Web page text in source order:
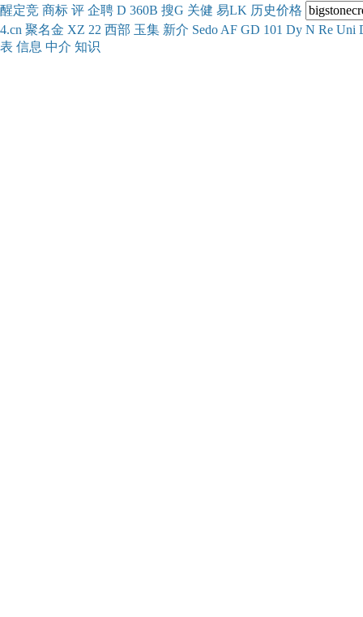
醒定竞 商标 评 企聘 D 360B 搜G 关健 易LK 历史价格
4.cn 聚名金 XZ 22 西部 玉集 新介 Sedo AF GD 101 Dy N Re Uni
表 信息 中介 知识